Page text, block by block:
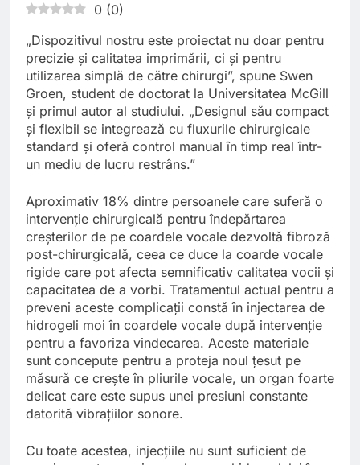
0 (0)
„Dispozitivul nostru este proiectat nu doar pentru
precizie și calitatea imprimării, ci și pentru
utilizarea simplă de către chirurgi”, spune Swen
Groen, student de doctorat la Universitatea McGill
și primul autor al studiului. „Designul său compact
și flexibil se integrează cu fluxurile chirurgicale
standard și oferă control manual în timp real într-
un mediu de lucru restrâns.”
Aproximativ 18% dintre persoanele care suferă o
intervenție chirurgicală pentru îndepărtarea
creșterilor de pe coardele vocale dezvoltă fibroză
post-chirurgicală, ceea ce duce la coarde vocale
rigide care pot afecta semnificativ calitatea vocii și
capacitatea de a vorbi. Tratamentul actual pentru a
preveni aceste complicații constă în injectarea de
hidrogeli moi în coardele vocale după intervenție
pentru a favoriza vindecarea. Aceste materiale
sunt concepute pentru a proteja noul țesut pe
măsură ce crește în pliurile vocale, un organ foarte
delicat care este supus unei presiuni constante
datorită vibrațiilor sonore.
Cu toate acestea, injecțiile nu sunt suficient de